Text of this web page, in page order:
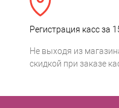
Регистрация касс за
Не выходя из
скидкой при заказе